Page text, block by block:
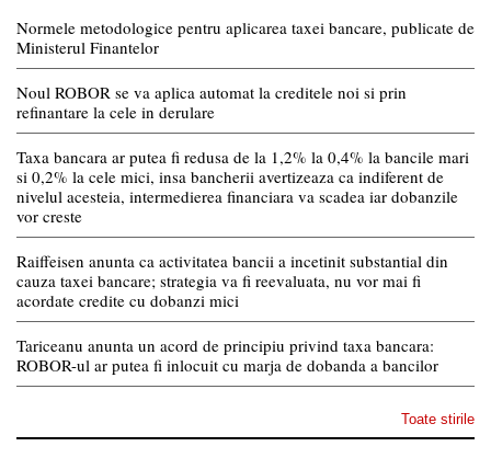
Normele metodologice pentru aplicarea taxei bancare, publicate de
Ministerul Finantelor
Noul ROBOR se va aplica automat la creditele noi si prin
refinantare la cele in derulare
Taxa bancara ar putea fi redusa de la 1,2% la 0,4% la bancile mari
si 0,2% la cele mici, insa bancherii avertizeaza ca indiferent de
nivelul acesteia, intermedierea financiara va scadea iar dobanzile
vor creste
Raiffeisen anunta ca activitatea bancii a incetinit substantial din
cauza taxei bancare; strategia va fi reevaluata, nu vor mai fi
acordate credite cu dobanzi mici
Tariceanu anunta un acord de principiu privind taxa bancara:
ROBOR-ul ar putea fi inlocuit cu marja de dobanda a bancilor
Toate stirile